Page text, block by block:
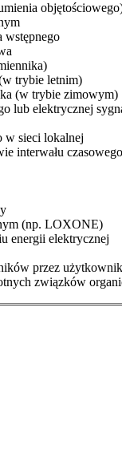
wstępnego
trybie letnim)
(w trybie zimowym)
lub elektrycznej
w sieci lokalnej
interwału czasowego
(np. LOXONE)
energii elektrycznej
przez
związków